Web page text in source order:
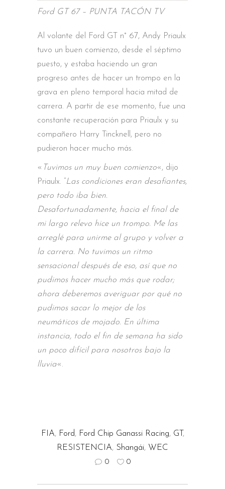
Ford GT 67 – PUNTA TACÓN TV
Al volante del Ford GT n° 67, Andy Priaulx
tuvo un buen comienzo, desde el séptimo
puesto, y estaba haciendo un gran
progreso antes de hacer un trompo en la
grava en pleno temporal hacia mitad de
carrera. A partir de ese momento, fue una
constante recuperación para Priaulx y su
compañero Harry Tincknell, pero no
pudieron hacer mucho más.
« Tuvimos un muy buen comienzo«, dijo
Priaulx. “Las condiciones eran desafiantes,
pero todo iba bien.
Desafortunadamente, hacia el final de
mi largo relevo hice un trompo. Me las
arreglé para unirme al grupo y volver a
la carrera. No tuvimos un ritmo
sensacional después de eso, así que no
pudimos hacer mucho más que rodar;
ahora deberemos averiguar por qué no
pudimos sacar lo mejor de los
neumáticos de mojado. En última
instancia, todo el fin de semana ha sido
un poco difícil para nosotros bajo la
lluvia«.
FIA, Ford, Ford Chip Ganassi Racing, GT ,
RESISTENCIA, Shangái, WEC
0 0